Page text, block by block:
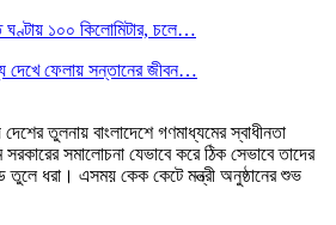
ঘণ্টায় ১০০ কিলোমিটার, চলে…
দেখে ফেলায় সন্তানের জীবন…
তুলনায় বাংলাদেশে গণমাধ্যমের স্বাধীনতা
সমালোচনা যেভাবে করে ঠিক সেভাবে তাদের
তুলে ধরা। এসময় কেক কেটে মন্ত্রী অনুষ্ঠানের শুভ